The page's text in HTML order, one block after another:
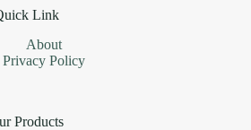
Link
About
Privacy Policy
Products